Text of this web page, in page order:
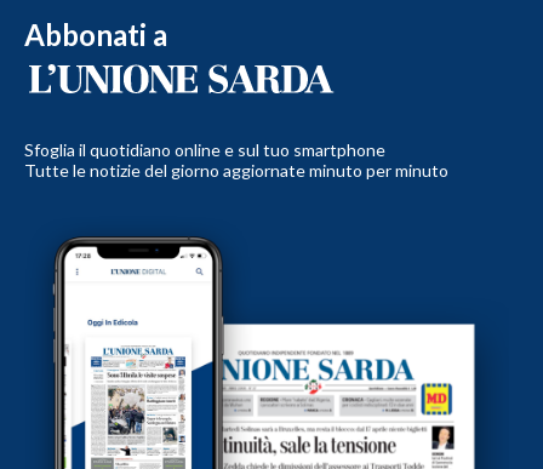
Abbonati a
Sfoglia il quotidiano online e sul tuo smartphone
Tutte le notizie del giorno aggiornate minuto per minuto